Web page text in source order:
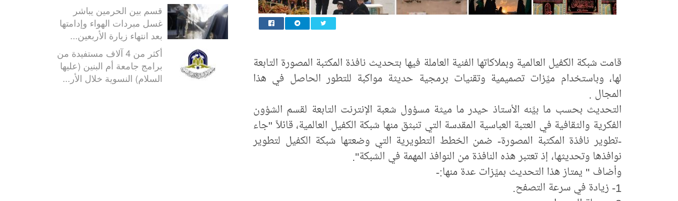
قامت شبكة الكفيل العالمية وبملاكاتها الفنية العاملة فيها بتحديث نافذة المكتبة المصورة التابعة
لها، وباستخدام ميِّزات تصميمية وتقنيات برمجية حديثة مواكبة للتطور الحاصل في هذا
المجال .
التحديث بحسب ما بيَّنه الأستاذ حيدر ما ميثة مسؤول شعبة الإنترنت التابعة لقسم الشؤون
الفكرية والثقافية في العتبة العباسية المقدسة التي تنبثق منها شبكة الكفيل العالمية، قائلاً "جاء
-تطوير نافذة المكتبة المصورة- ضمن الخطط التطويرية التي وضعتها شبكة الكفيل لتطوير
نوافذها وتحديثها، إذ تعتبر هذه النافذة من النوافذ المهمة في الشبكة".
وأضاف " يمتاز هذا التحديث بميِّزات عدة منها:-
1- زيادة في سرعة التصفح.
قسم بين الحرمين يباشر
غسل مبردات الهواء وإدامتها
بعد انتهاء زيارة الأربعين...
أكثر من 4 آلاف مستفيدة من
برامج جامعة أم البنين (عليها
السلام) النسوية خلال الأر...